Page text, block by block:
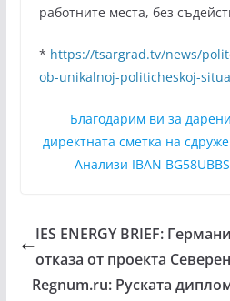
работните места, без
* https://tsargrad.tv/news/
ob-unikalnoj-politicheskoj-
Благодарим ви за
директната сметка на
Анализи IBAN
IES ENERGY BRIEF:
отказа от проекта
Regnum.ru: Руската